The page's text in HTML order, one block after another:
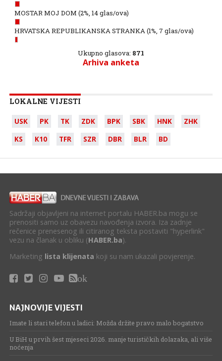
MOSTAR MOJ DOM (2%, 14 glas/ova)
HRVATSKA REPUBLIKANSKA STRANKA(1%, 7 glas/ova)
Ukupno glasova: 871
Arhiva anketa
LOKALNE VIJESTI
USK PK TK ZDK BPK SBK HNK
ZHK
KS
K10 TFR SZR DBR BLR BD
Sadržaji objavljeni na internet portalu HABER.ba mogu se
prenositi samo uz obavezu navođenja izvora. Iza zadnje
rečenice prenesenog ili citiranog teksta postaviti "hyperlink"
vezu na članak u obliku (HABER.ba).
Marketing lista klijenata koji su nam ukazali povjerenje.
ok
NAJNOVIJE VIJESTI
Imate li stari telefon u ladici: Možda držite pravo malo bogatstvo
U BiH u prvih šest mjeseci 2026. manje turističkih dolazaka, ali više
noćenja